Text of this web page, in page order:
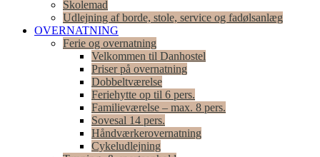
Skolemad
Udlejning af borde, stole, service og fadølsanlæg
OVERNATNING
Ferie og overnatning
Velkommen til Danhostel
Priser på overnatning
Dobbeltværelse
Feriehytte op til 6 pers.
Familieværelse – max. 8 pers.
Sovesal 14 pers.
Håndværkerovernatning
Cykeludlejning